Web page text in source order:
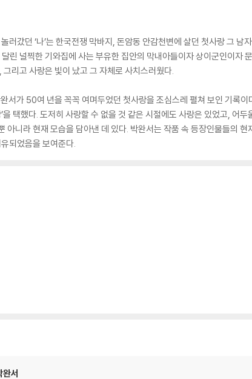
러갔던 ‘나’는 한국전쟁 막바지, 돈암동 안감천변에 살던 첫사랑 그
린 널찍한 기와집에 사는 부유한 집안의 막내아들이자 상이군인이자
리고 사랑은 빛이 났고 그 자체로 사치스러웠다.
완서가 50여 년을 꼭꼭 여며두었던 첫사랑을 조심스레 펼쳐 보인 기
을 택했다. 도저히 사랑할 수 없을 것 같은 시절에도 사랑은 있었고, 어
아니라 현재 모습을 담아낸 데 있다. 박완서는 작품 속 등장인물들의
되었음을 보여준다.
완서